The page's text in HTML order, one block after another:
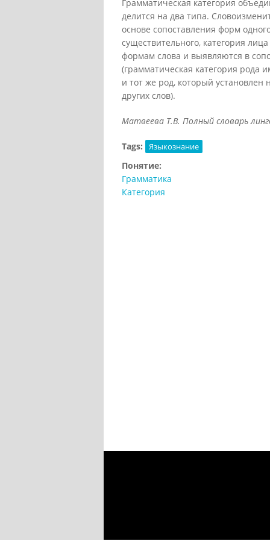
Грамматическая категория
делится на два типа.
основе сопоставления форм
существительного, категория
формам слова и выявляются в
(грамматическая категория рода
и тот же род, который установлен
других слов).
Матвеева Т.В. Полный словарь
Tags: Языкознание
Понятие:
Грамматика
Категория